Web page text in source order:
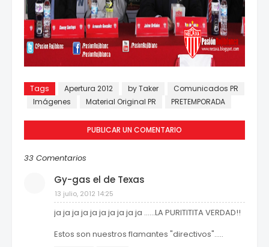
Tags Apertura 2012 by Taker
Comunicados PR
Imágenes
Material Original PR PRETEMPORADA
PUBLICAR UN COMENTARIO
33 Comentarios
Gy-gas el de Texas
13 julio, 2012 14:25
ja ja ja ja ja ja ja ja ja ja ......LA PURITITITA VERDAD!!
Estos son nuestros flamantes "directivos".....